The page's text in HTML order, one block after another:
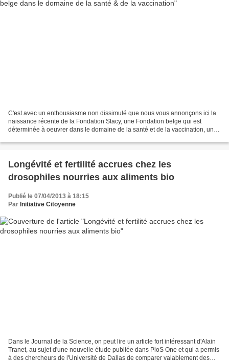
C'est avec un enthousiasme non dissimulé que nous vous annonçons ici la
naissance récente de la Fondation Stacy, une Fondation belge qui est
déterminée à oeuvrer dans le domaine de la santé et de la vaccination, un
Longévité et fertilité accrues chez les
drosophiles nourries aux aliments bio
Publié le 07/04/2013 à 18:15
Par Initiative Citoyenne
Dans le Journal de la Science, on peut lire un article fort intéressant d'Alain
Tranet, au sujet d'une nouvelle étude publiée dans PloS One et qui a permis
à des chercheurs de l'Université de Dallas de comparer valablement des